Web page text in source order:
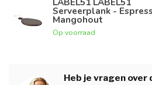
Serveerplank -
Mangohout
Op voorraad
Heb je vragen